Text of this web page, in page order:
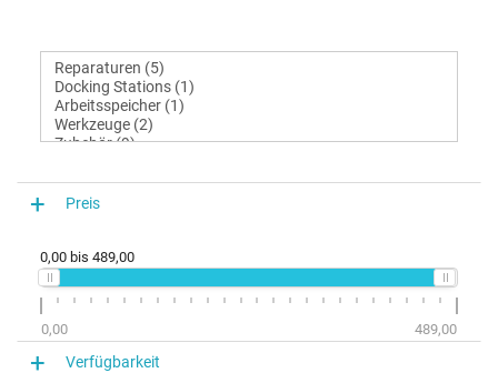
Preis
0,00 bis 489,00
0,00 489,00
Verfügbarkeit